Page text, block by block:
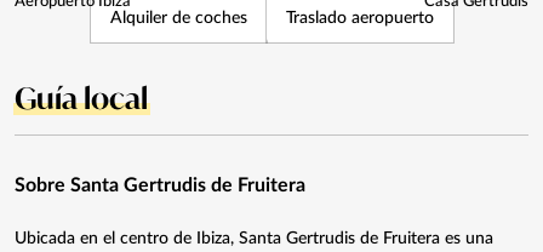
Alquiler de coches Traslado aeropuerto
Guía local
Sobre Santa Gertrudis de Fruitera
Ubicada en el centro de Ibiza, Santa Gertrudis de Fruitera es una